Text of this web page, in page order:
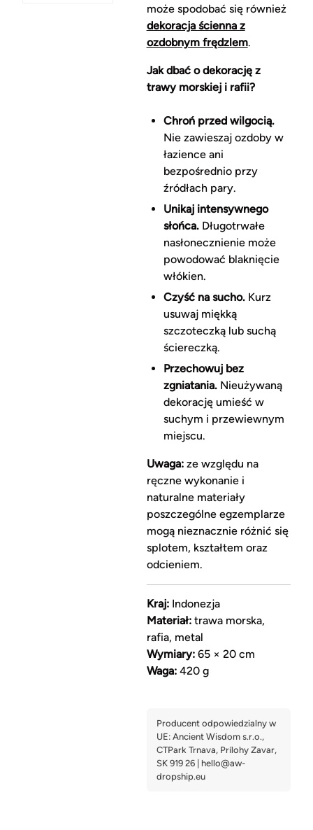
może spodobać się również
dekoracja ścienna z
ozdobnym frędzlem.
Jak dbać o dekorację z
trawy morskiej i rafii?
Chroń przed wilgocią.
Nie zawieszaj ozdoby w
łazience ani
bezpośrednio przy
źródłach pary.
Unikaj intensywnego
słońca.Długotrwałe
nasłonecznienie może
powodować blaknięcie
włókien.
Czyść na sucho.Kurz
usuwaj miękką
szczoteczką lub suchą
ściereczką.
Przechowuj bez
zgniatania.Nieużywaną
dekorację umieść w
suchym i przewiewnym
miejscu.
Uwaga:ze względu na
ręczne wykonanie i
naturalne materiały
poszczególne egzemplarze
mogą nieznacznie różnić się
splotem, kształtem oraz
odcieniem.
Kraj:Indonezja
Materiał:trawa morska,
rafia, metal
Wymiary:65 × 20 cm
Waga:420 g